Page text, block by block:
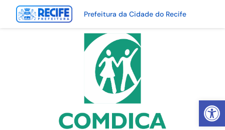
Abrir
Prefeitura da Cidade do Recife